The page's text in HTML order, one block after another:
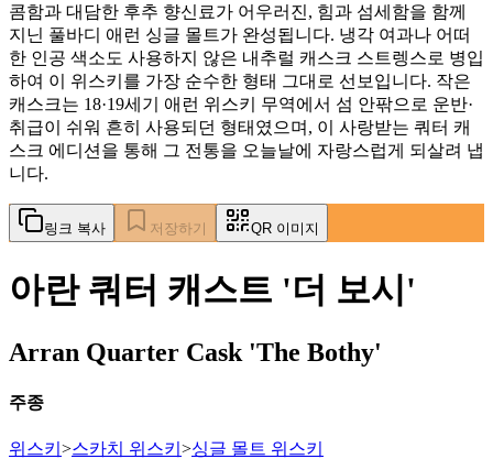
콤함과 대담한 후추 향신료가 어우러진, 힘과 섬세함을 함께
지닌 풀바디 애런 싱글 몰트가 완성됩니다. 냉각 여과나 어떠
한 인공 색소도 사용하지 않은 내추럴 캐스크 스트렝스로 병입
하여 이 위스키를 가장 순수한 형태 그대로 선보입니다. 작은
캐스크는 18·19세기 애런 위스키 무역에서 섬 안팎으로 운반·
취급이 쉬워 흔히 사용되던 형태였으며, 이 사랑받는 쿼터 캐
스크 에디션을 통해 그 전통을 오늘날에 자랑스럽게 되살려 냅
니다.
링크 복사 저장하기 QR 이미지
아란 쿼터 캐스트 '더 보시'
Arran Quarter Cask 'The Bothy'
주종
위스키 >스카치 위스키 >싱글 몰트 위스키